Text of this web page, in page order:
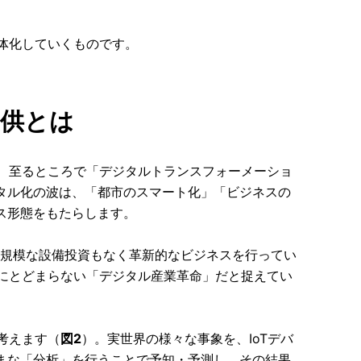
していくものです。
とは
るところで「デジタルトランスフォーメーショ
化の波は、「都市のスマート化」「ビジネスの
態をもたらします。
模な設備投資もなく革新的なビジネスを行ってい
どまらない「デジタル産業革命」だと捉えてい
えます（ 図2）。実世界の様々な事象を、IoTデバ